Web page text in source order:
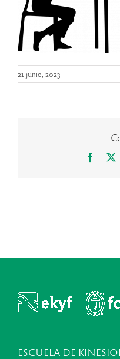
21 junio, 2023
ESCUELA DE